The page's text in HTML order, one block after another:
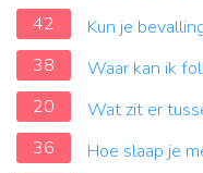
42
Kun je
38
Waar kan ik
20
Wat zit er
36
Hoe slaap je